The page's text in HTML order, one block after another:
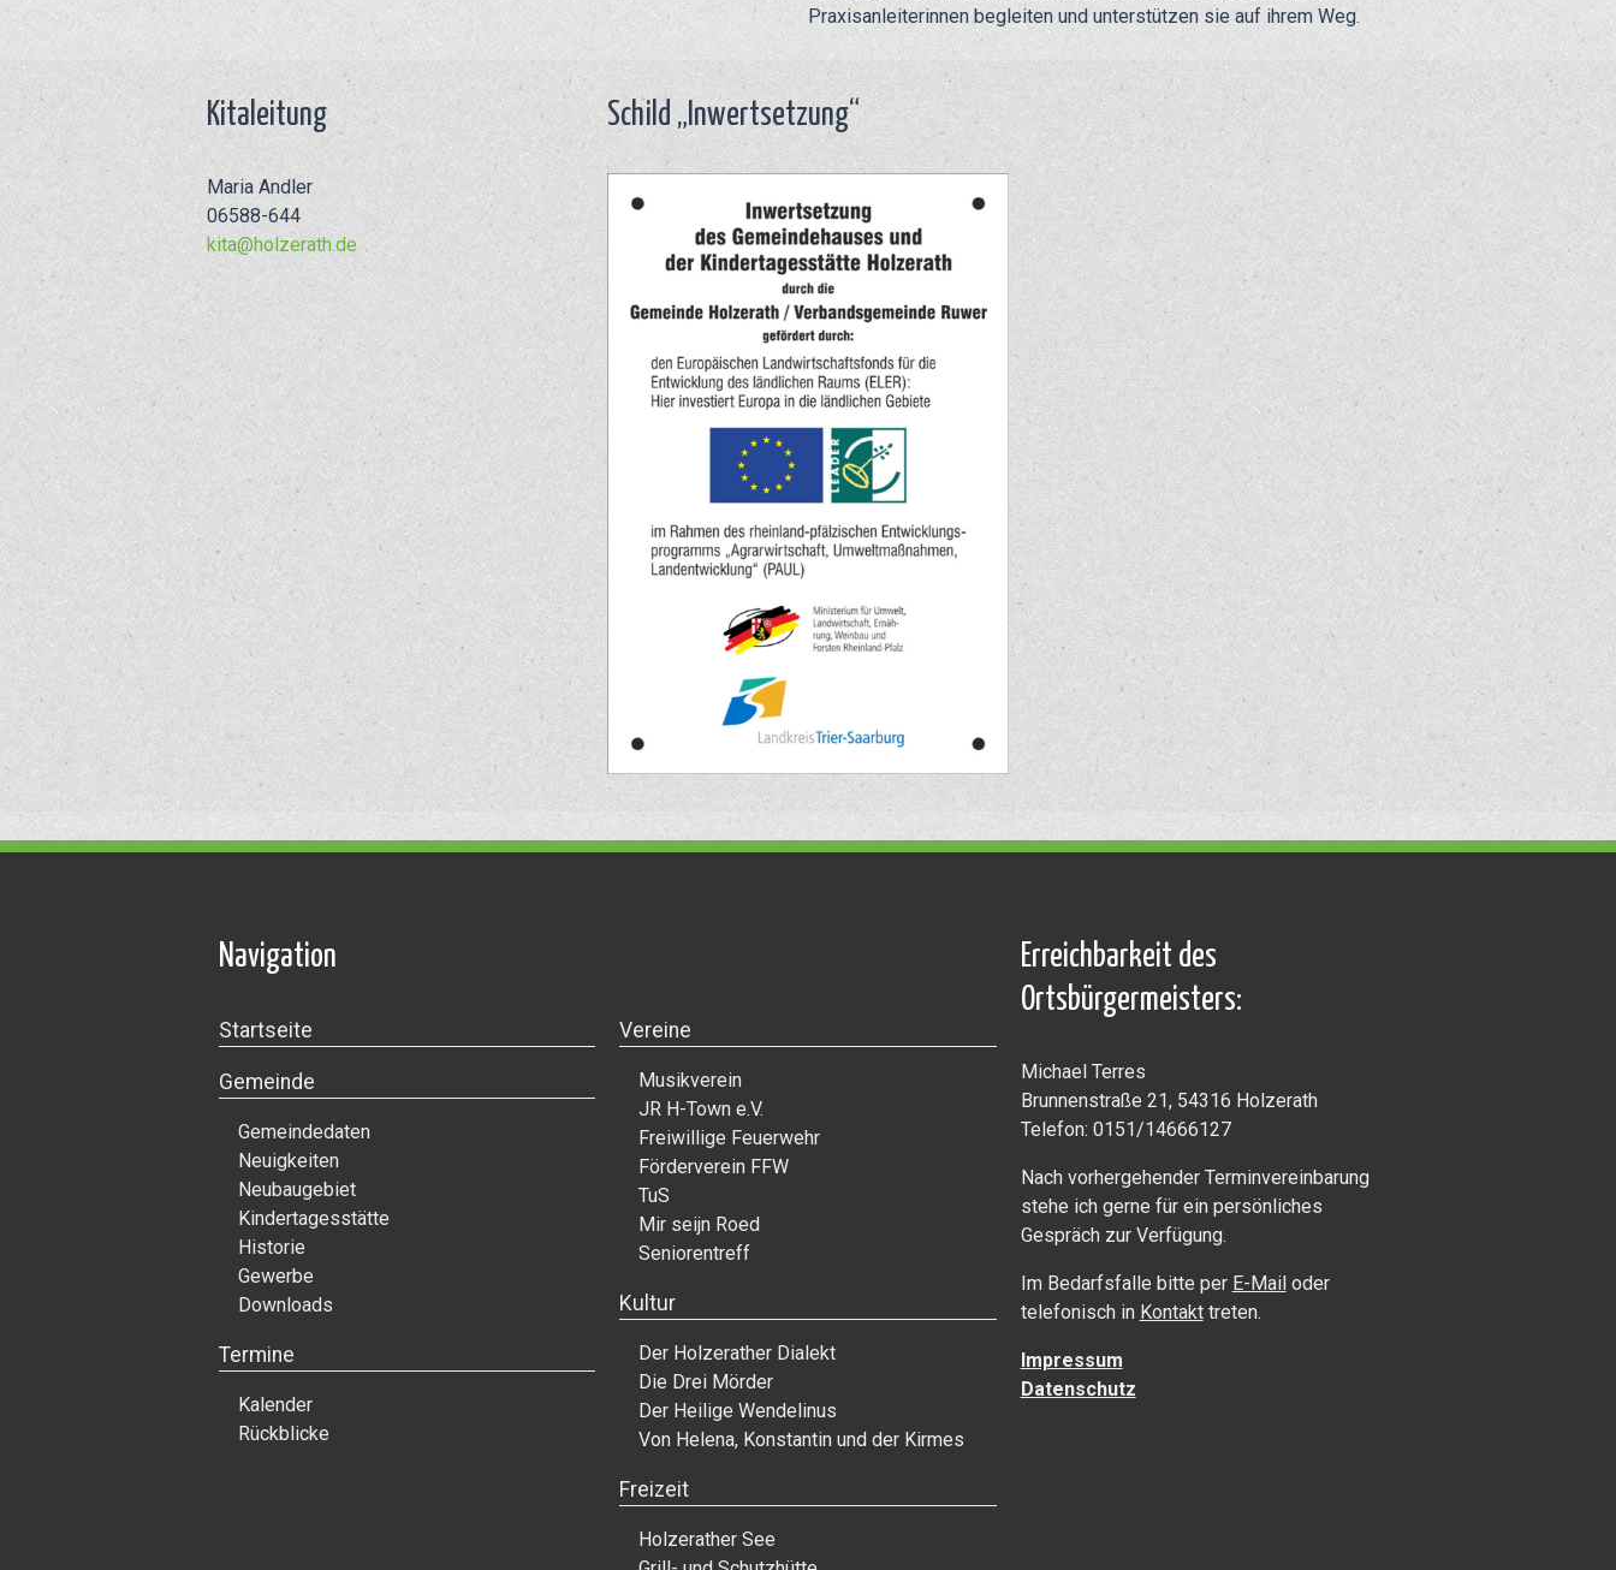
Praxisanleiterinnen begleiten und unterstützen sie auf ihrem Weg.
Kitaleitung
Maria Andler
06588-644
kita@holzerath.de
Schild „Inwertsetzung“
Navigation
Startseite
Gemeinde
Gemeindedaten
Neuigkeiten
Neubaugebiet
Kindertagesstätte
Historie
Gewerbe
Downloads
Termine
Kalender
Rückblicke
Vereine
Musikverein
JR H-Town e.V.
Freiwillige Feuerwehr
Förderverein FFW
TuS
Mir seijn Roed
Seniorentreff
Kultur
Der Holzerather Dialekt
Die Drei Mörder
Der Heilige Wendelinus
Von Helena, Konstantin und der Kirmes
Freizeit
Holzerather See
Erreichbarkeit des
Ortsbürgermeisters:
Michael Terres
Brunnenstraße 21, 54316 Holzerath
Telefon: 0151/14666127
Nach vorhergehender Terminvereinbarung
stehe ich gerne für ein persönliches
Gespräch zur Verfügung.
Im Bedarfsfalle bitte per E-Mailoder
telefonisch in Kontakttreten.
Impressum
Datenschutz